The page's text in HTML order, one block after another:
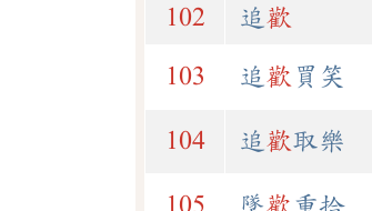
102 追 歡
103 追 歡 買笑
104 追 歡取樂
105 墜歡 重拾